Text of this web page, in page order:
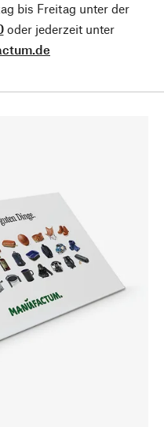
bis Freitag unter der
oder jederzeit unter